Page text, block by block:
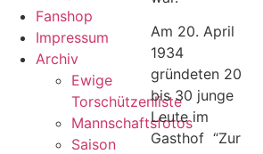
Fanshop
Impressum
Archiv
Ewige
Torschützenliste
Mannschaftsfotos
Saison
Am 20. April
1934
gründeten 20
bis 30 junge
Leute im
Gasthof “Zur